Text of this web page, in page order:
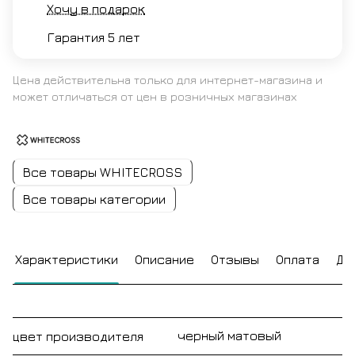
Хочу в подарок
Гарантия 5 лет
Цена действительна только для интернет-магазина и
может отличаться от цен в розничных магазинах
Все товары WHITECROSS
Все товары категории
Характеристики Описание Отзывы Оплата
цвет производителя черный матовый